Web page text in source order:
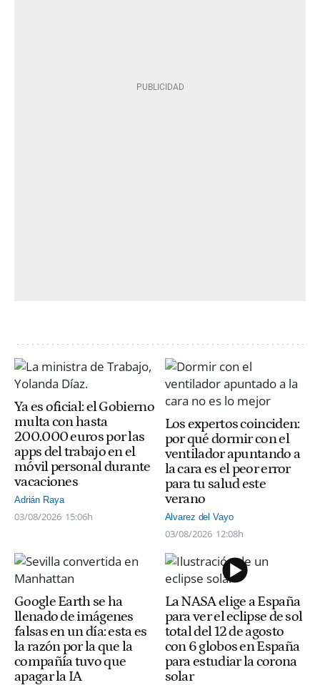
Ya es oficial: el Gobierno
multa con hasta
200.000 euros por las
apps del trabajo en el
móvil personal durante
vacaciones
Adrián Raya
03/08/2026 15:06h
Los expertos coinciden:
por qué dormir con el
ventilador apuntando a
la cara es el peor error
para tu salud este
verano
Alvarez del Vayo
03/08/2026 12:08h
Google Earth se ha
llenado de imágenes
falsas en un día: esta es
la razón por la que la
compañía tuvo que
apagar la IA
La NASA elige a España
para ver el eclipse de sol
total del 12 de agosto
con 6 globos en España
para estudiar la corona
solar